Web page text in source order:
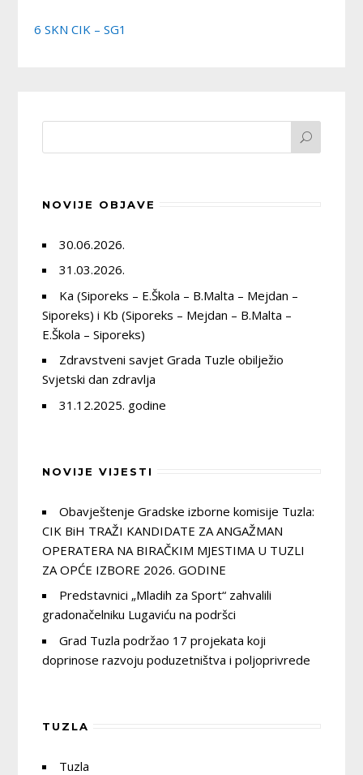
6 SKN CIK – SG1
NOVIJE OBJAVE
30.06.2026.
31.03.2026.
Ka (Siporeks – E.Škola – B.Malta – Mejdan –
Siporeks) i Kb (Siporeks – Mejdan – B.Malta –
E.Škola – Siporeks)
Zdravstveni savjet Grada Tuzle obilježio
Svjetski dan zdravlja
31.12.2025. godine
NOVIJE VIJESTI
Obavještenje Gradske izborne komisije Tuzla:
CIK BiH TRAŽI KANDIDATE ZA ANGAŽMAN
OPERATERA NA BIRAČKIM MJESTIMA U TUZLI
ZA OPĆE IZBORE 2026. GODINE
Predstavnici „Mladih za Sport“ zahvalili
gradonačelniku Lugaviću na podršci
Grad Tuzla podržao 17 projekata koji
doprinose razvoju poduzetništva i poljoprivrede
TUZLA
Tuzla